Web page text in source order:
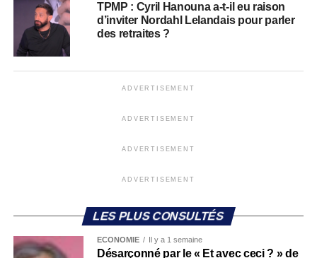
TPMP : Cyril Hanouna a-t-il eu raison
d’inviter Nordahl Lelandais pour parler
des retraites ?
ADVERTISEMENT
ADVERTISEMENT
ADVERTISEMENT
ADVERTISEMENT
LES PLUS CONSULTÉS
ECONOMIE Il y a 1 semaine
Désarçonné par le « Et avec ceci ? » de